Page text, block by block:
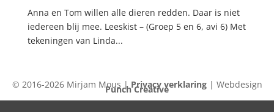
Anna en Tom willen alle dieren redden. Daar is niet
iedereen blij mee. Leeskist – (Groep 5 en 6, avi 6) Met
tekeningen van Linda...
© 2016-2026 Mirjam Mous | Privacy verklaring| Webdesign
Punch Creative